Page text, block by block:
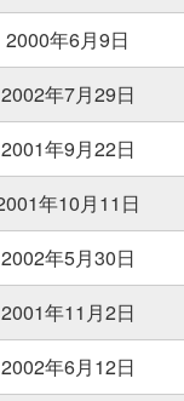
2000年6月9日
2002年7月29日
2001年9月22日
年10月11日
2002年5月30日
2001年11月2日
2002年6月12日